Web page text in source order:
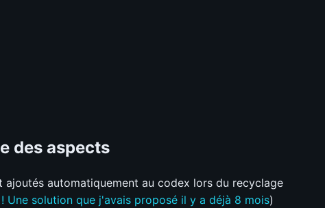
des aspects
ajoutés automatiquement au codex lors du recyclage
Une solution que j'avais proposé il y a déjà 8 mois)